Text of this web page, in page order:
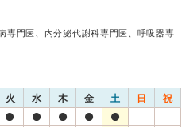
専門医、内分泌代謝科専門医、呼吸器専
火 水 木 金 土 日 祝